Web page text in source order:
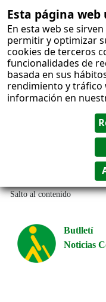
Esta página web
En esta web se
permitir y optimizar
cookies de terceros
funcionalidades de
basada en sus
rendimiento y tráfico
información en
Salto al contenido
Butlletí
Noticias